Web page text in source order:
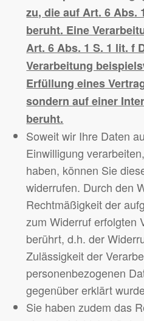
zu, die auf Art. 6 Abs.
beruht. Eine
Art. 6 Abs. 1 S. 1 lit. f
Verarbeitung
Erfüllung eines
sondern auf einer
beruht.
Soweit wir Ihre Daten
Einwilligung
haben, können Sie
widerrufen. Durch den
Rechtmäßigkeit der
zum Widerruf erfolgten
berührt, d.h. der
Zulässigkeit der
personenbezogenen
gegenüber erklärt
Sie haben zudem das